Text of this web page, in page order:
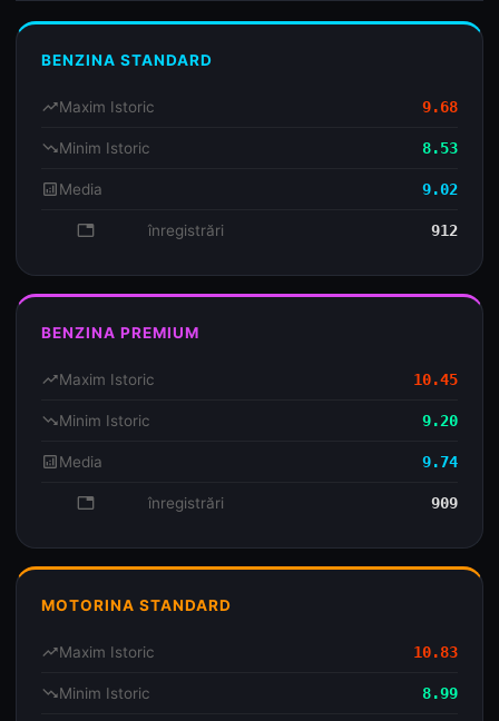
BENZINA STANDARD
trending_upMaxim Istoric 9.68
trending_downMinim Istoric 8.53
analyticsMedia 9.02
database înregistrări 912
BENZINA PREMIUM
trending_upMaxim Istoric 10.45
trending_downMinim Istoric 9.20
analyticsMedia 9.74
database înregistrări 909
MOTORINA STANDARD
trending_upMaxim Istoric 10.83
trending_downMinim Istoric 8.99